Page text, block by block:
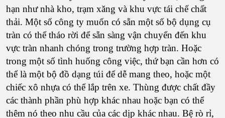
hạn như nhà kho, trạm xăng và khu vực tái chế chất
thải. Một số công ty muốn có sẵn một số bộ dụng cụ
tràn có thể tháo rời để sẵn sàng vận chuyển đến khu
vực tràn nhanh chóng trong trường hợp tràn. Hoặc
trong một số tình huống công việc, thứ bạn cần hơn có
thể là một bộ đồ dạng túi để dễ mang theo, hoặc một
chiếc xô nhựa có thể lắp trên xe. Thùng được chất đầy
các thành phần phù hợp khác nhau hoặc bạn có thể
thêm nó theo nhu cầu của các dịp khác nhau. Bệ rò rỉ,